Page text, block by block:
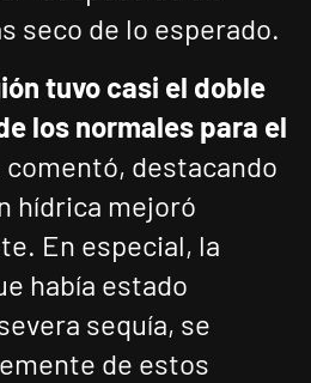
seco de lo esperado.
tuvo casi el doble
los normales para el
comentó, destacando
hídrica mejoró
En especial, la
había estado
sequía, se
de estos